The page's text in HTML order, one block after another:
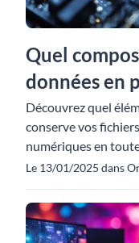
Quel
données en
Découvrez quel
conserve vos
numériques en
Le 13/01/2025 dans